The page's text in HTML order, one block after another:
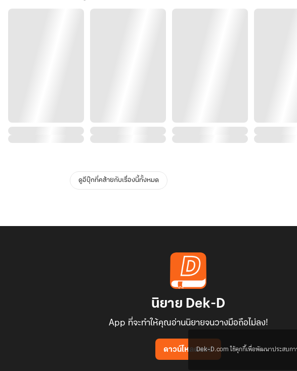
ดูอีบุ๊กที่คล้ายกับเรื่องนี้ทั้งหมด
นิยาย Dek-D
App ที่จะทำให้คุณอ่านนิยายจนวางมือถือไม่ลง!
ดาวน์โหลดแอปDek-D.com ใช้คุกกี้เพื่อพัฒนาประสบก